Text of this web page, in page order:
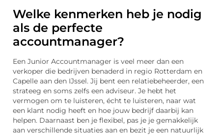
Welke kenmerken heb je nodig
als de perfecte
accountmanager?
Een Junior Accountmanager is veel meer dan een
verkoper die bedrijven benaderd in regio Rotterdam en
Capelle aan den IJssel. Jij bent een relatiebeheerder, een
strateeg en soms zelfs een adviseur. Je hebt het
vermogen om te luisteren, écht te luisteren, naar wat
een klant nodig heeft en hoe jouw bedrijf daarbij kan
helpen. Daarnaast ben je flexibel, pas je je gemakkelijk
aan verschillende situaties aan en bezit je een natuurlijk